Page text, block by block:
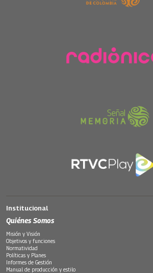
Institucional
Quiénes Somos
Misión y Visión
Objetivos y funciones
Normatividad
Políticas y Planes
Informes de Gestión
Manual de producción y estilo